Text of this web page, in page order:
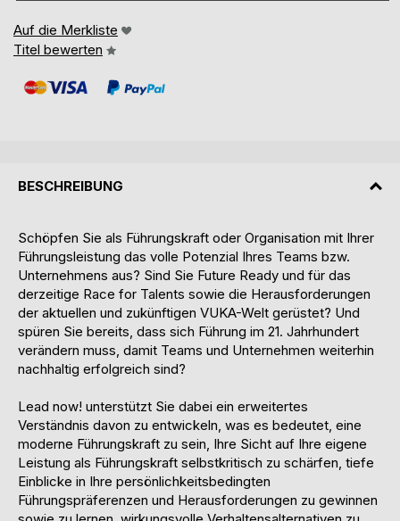
Auf die Merkliste
Titel bewerten
BESCHREIBUNG
Schöpfen Sie als Führungskraft oder Organisation mit Ihrer
Führungsleistung das volle Potenzial Ihres Teams bzw.
Unternehmens aus? Sind Sie Future Ready und für das
derzeitige Race for Talents sowie die Herausforderungen
der aktuellen und zukünftigen VUKA-Welt gerüstet? Und
spüren Sie bereits, dass sich Führung im 21. Jahrhundert
verändern muss, damit Teams und Unternehmen weiterhin
nachhaltig erfolgreich sind?
Lead now! unterstützt Sie dabei ein erweitertes
Verständnis davon zu entwickeln, was es bedeutet, eine
moderne Führungskraft zu sein, Ihre Sicht auf Ihre eigene
Leistung als Führungskraft selbstkritisch zu schärfen, tiefe
Einblicke in Ihre persönlichkeitsbedingten
Führungspräferenzen und Herausforderungen zu gewinnen